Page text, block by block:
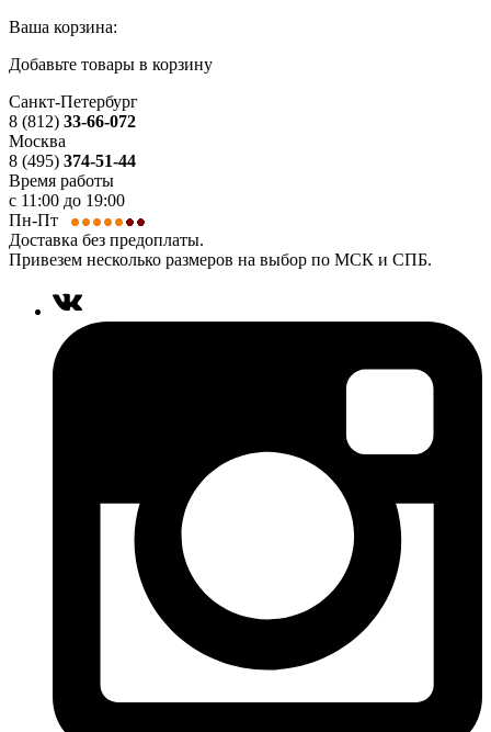
Ваша корзина:
Добавьте товары в корзину
Санкт-Петербург
8 (812) 33-66-072
Москва
8 (495) 374-51-44
Время работы
с 11:00 до 19:00
Пн-Пт
Доставка без предоплаты.
Привезем несколько размеров на выбор по МСК и СПБ.